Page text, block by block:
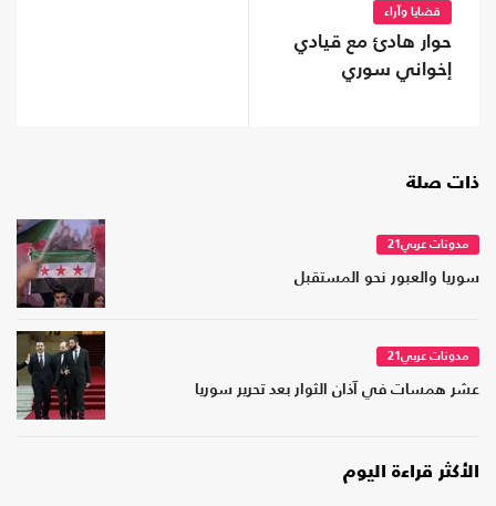
قضايا وآراء
حوار هادئ مع قيادي
إخواني سوري
ذات صلة
مدونات عربي21
سوريا والعبور نحو المستقبل
مدونات عربي21
عشر همسات في آذان الثوار بعد تحرير سوريا
الأكثر قراءة اليوم